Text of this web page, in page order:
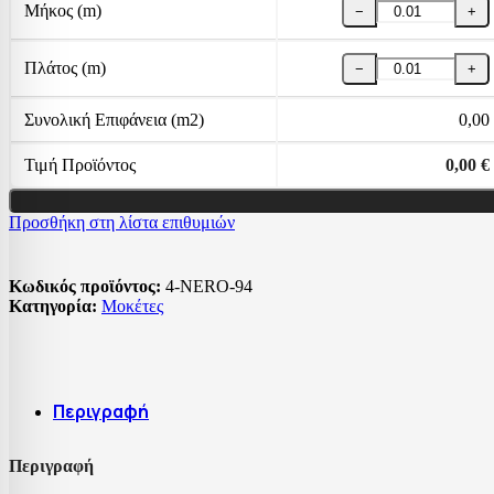
Μήκος (m) − +
Πλάτος (m) − +
Συνολική Επιφάνεια (m2) 0,00
Τιμή Προϊόντος 0,00 €
Προσθήκη στη λίστα επιθυμιών
Κωδικός προϊόντος: 4-NERO-94
Κατηγορία: Μοκέτες
Περιγραφή
Περιγραφή